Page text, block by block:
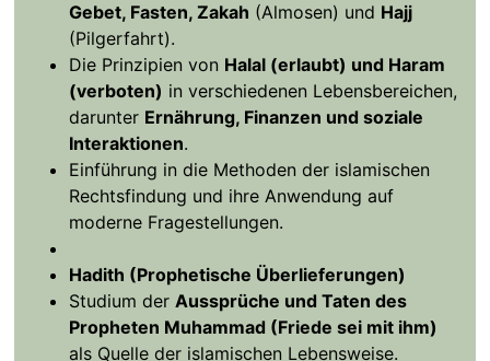
Gebet, Fasten, Zakah (Almosen) und Hajj
(Pilgerfahrt).
Die Prinzipien von Halal (erlaubt) und Haram
(verboten) in verschiedenen Lebensbereichen,
darunter Ernährung, Finanzen und soziale
Interaktionen.
Einführung in die Methoden der islamischen
Rechtsfindung und ihre Anwendung auf
moderne Fragestellungen.
Hadith (Prophetische Überlieferungen)
Studium derAussprüche und Taten des
Propheten Muhammad (Friede sei mit ihm)
als Quelle der islamischen Lebensweise.